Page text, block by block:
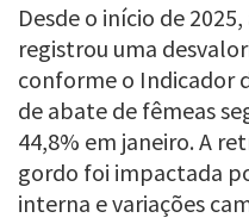
Desde o início de
registrou uma
conforme o Indicador
de abate de fêmeas
44,8% em janeiro. A
gordo foi impactada
interna e variações